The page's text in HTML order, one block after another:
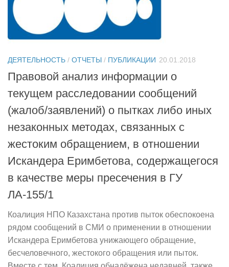
ДЕЯТЕЛЬНОСТЬ / ОТЧЕТЫ / ПУБЛИКАЦИИ 20.01.2018
Правовой анализ информации о
текущем расследовании сообщений
(жалоб/заявлений) о пытках либо иных
незаконных методах, связанных с
жестоким обращением, в отношении
Искандера Еримбетова, содержащегося
в качестве меры пресечения в ГУ
ЛА-155/1
Коалиция НПО Казахстана против пыток обеспокоена
рядом сообщений в СМИ о применении в отношении
Искандера Еримбетова унижающего обращение,
бесчеловечного, жестокого обращения или пыток.